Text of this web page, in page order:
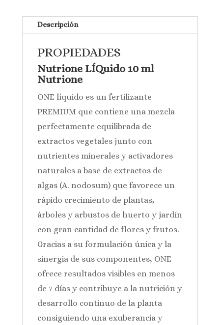
Descripción
PROPIEDADES
Nutrione LÍQuido 10 ml
Nutrione
ONE líquido es un fertilizante
PREMIUM que contiene una mezcla
perfectamente equilibrada de
extractos vegetales junto con
nutrientes minerales y activadores
naturales a base de extractos de
algas (A. nodosum) que favorece un
rápido crecimiento de plantas,
árboles y arbustos de huerto y jardín
con gran cantidad de flores y frutos.
Gracias a su formulación única y la
sinergia de sus componentes, ONE
ofrece resultados visibles en menos
de 7 días y contribuye a la nutrición y
desarrollo continuo de la planta
consiguiendo una exuberancia y